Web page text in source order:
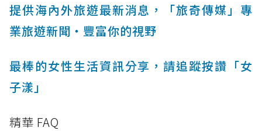
提供海內外旅遊最新消息，「旅奇傳媒」專
業旅遊新聞‧豐富你的視野
最棒的女性生活資訊分享，請追蹤按讚「女
子漾」
精華 FAQ